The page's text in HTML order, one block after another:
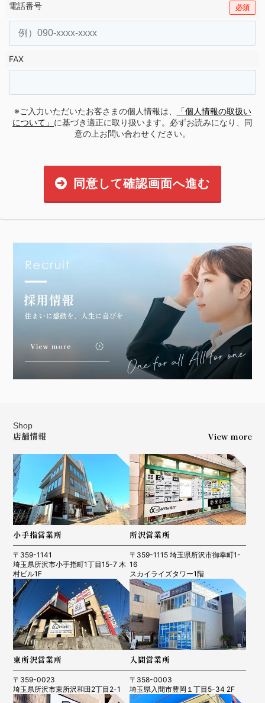
電話番号 必須
FAX
※ご入力いただいたお客さまの個人情報は、
「個人情報の取扱い
について」 に基づき適正に取り扱います。必ずお読みになり、同
意の上お問い合わせください。
同意して確認画面へ進む
Shop
店舗情報 View more
小手指営業所
〒359-1141
埼玉県所沢市小手指町1丁目15-7 木
村ビル1F
所沢営業所
〒359-1115 埼玉県所沢市御幸町1-
16
スカイライズタワー1階
東所沢営業所
〒359-0023
埼玉県所沢市東所沢和田2丁目2-1
入間営業所
〒358-0003
埼玉県入間市豊岡１丁目5-34 2F